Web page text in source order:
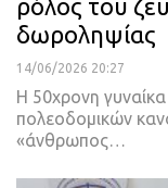
ρόλος του
δωροληψίας
14/06/2026 20:27
Η 50χρονη
πολεοδομικών
«άνθρωπος…